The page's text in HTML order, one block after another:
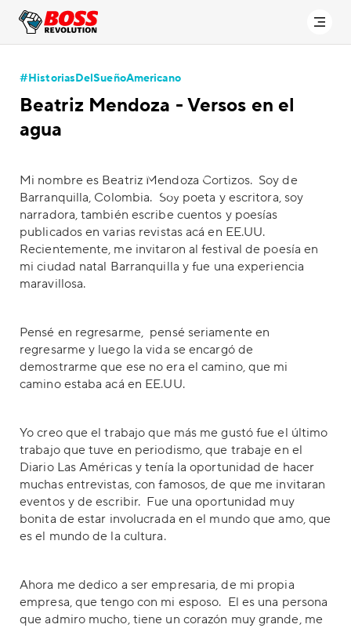
#HistoriasDelSueñoAmericano
Beatriz Mendoza - Versos en el
agua
Mi nombre es Beatriz Mendoza Cortizos. Soy de
Barranquilla, Colombia. Soy poeta y escritora, soy
narradora, también escribe cuentos y poesías
publicados en varias revistas acá en EE.UU.
Recientemente, me invitaron al festival de poesía en
mi ciudad natal Barranquilla y fue una experiencia
maravillosa.
Pensé en regresarme, pensé seriamente en
regresarme y luego la vida se encargó de
demostrarme que ese no era el camino, que mi
camino estaba acá en EE.UU.
Yo creo que el trabajo que más me gustó fue el último
trabajo que tuve en periodismo, que trabaje en el
Diario Las Américas y tenía la oportunidad de hacer
muchas entrevistas, con famosos, de que me invitaran
eventos y de escribir. Fue una oportunidad muy
bonita de estar involucrada en el mundo que amo, que
es el mundo de la cultura.
Ahora me dedico a ser empresaria, de mi propia
empresa, que tengo con mi esposo. El es una persona
que admiro mucho, tiene un corazón muy grande, me